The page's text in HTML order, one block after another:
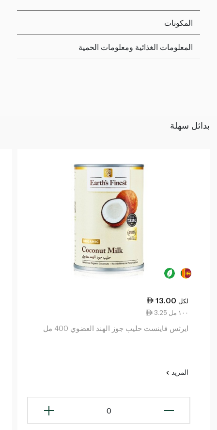
المكونات
المعلومات الغذائية ومعلومات الحمية
بدائل سهلة
13.00 لكل
3.25 ١٠٠ مل
ايرثس فاينست حليب جوز الهند العضوي 400 مل
المزيد
0